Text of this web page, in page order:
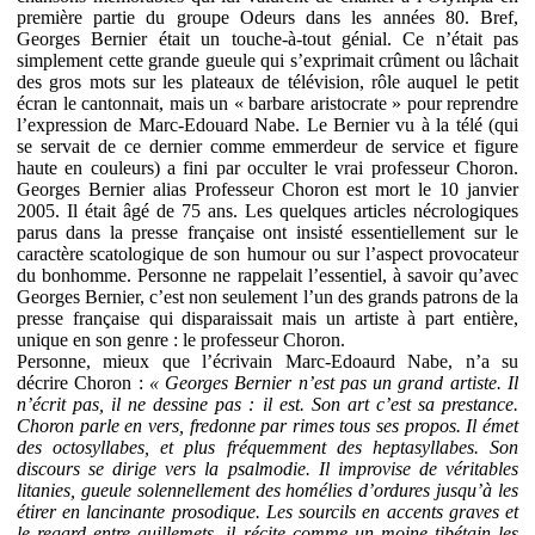
première partie du groupe Odeurs dans les années 80. Bref,
Georges Bernier était un touche-à-tout génial. Ce n’était pas
simplement cette grande gueule qui s’exprimait crûment ou lâchait
des gros mots sur les plateaux de télévision, rôle auquel le petit
écran le cantonnait, mais un « barbare aristocrate » pour reprendre
l’expression de Marc-Edouard Nabe. Le Bernier vu à la télé (qui
se servait de ce dernier comme emmerdeur de service et figure
haute en couleurs) a fini par occulter le vrai professeur Choron.
Georges Bernier alias Professeur Choron est mort le 10 janvier
2005. Il était âgé de 75 ans. Les quelques articles nécrologiques
parus dans la presse française ont insisté essentiellement sur le
caractère scatologique de son humour ou sur l’aspect provocateur
du bonhomme. Personne ne rappelait l’essentiel, à savoir qu’avec
Georges Bernier, c’est non seulement l’un des grands patrons de la
presse française qui disparaissait mais un artiste à part entière,
unique en son genre : le professeur Choron.
Personne, mieux que l’écrivain Marc-Edoaurd Nabe, n’a su
décrire Choron : « Georges Bernier n’est pas un grand artiste. Il
n’écrit pas, il ne dessine pas : il est. Son art c’est sa prestance.
Choron parle en vers, fredonne par rimes tous ses propos. Il émet
des octosyllabes, et plus fréquemment des heptasyllabes. Son
discours se dirige vers la psalmodie. Il improvise de véritables
litanies, gueule solennellement des homélies d’ordures jusqu’à les
étirer en lancinante prosodique. Les sourcils en accents graves et